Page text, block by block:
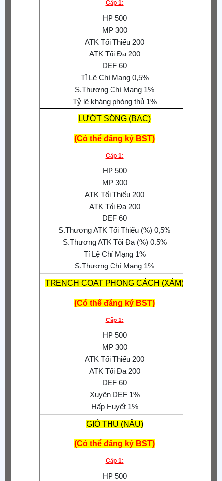
Cấp 1:
HP 500
MP 300
ATK Tối Thiểu 200
ATK Tối Đa 200
DEF 60
Tỉ Lệ Chí Mạng 0,5%
S.Thương Chí Mạng 1%
Tỷ lệ kháng phòng thủ 1%
LƯỚT SÓNG (BẠC)
(Có thể đăng ký BST)
Cấp 1:
HP 500
MP 300
ATK Tối Thiểu 200
ATK Tối Đa 200
DEF 60
S.Thương ATK Tối Thiểu (%) 0,5%
S.Thương ATK Tối Đa (%) 0.5%
Tỉ Lệ Chí Mạng 1%
S.Thương Chí Mạng 1%
TRENCH COAT PHONG CÁCH (XÁM)
(Có thể đăng ký BST)
Cấp 1:
HP 500
MP 300
ATK Tối Thiểu 200
ATK Tối Đa 200
DEF 60
Xuyên DEF 1%
Hấp Huyết 1%
GIÓ THU (NÂU)
(Có thể đăng ký BST)
Cấp 1:
HP 500